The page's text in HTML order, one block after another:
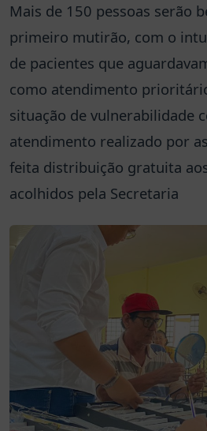
Mais de 150 pessoas serão
primeiro mutirão, com o
de pacientes que
como atendimento
situação de vulnerabilidade
atendimento realizado por
feita distribuição gratuita
acolhidos pela Secretaria